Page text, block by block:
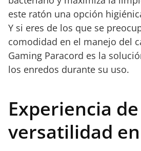
este ratón una opción
Y si eres de los que se
comodidad en el manejo del
Gaming Paracord es la
los enredos durante su uso.
Experiencia
versatilidad